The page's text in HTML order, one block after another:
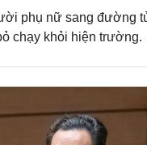
phụ nữ sang đường
chạy khỏi hiện trường.